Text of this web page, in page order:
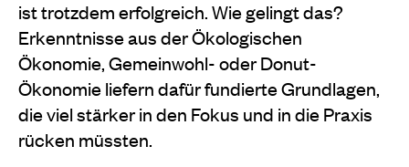
ist trotzdem erfolgreich. Wie gelingt das?
Erkenntnisse aus der Ökologischen
Ökonomie, Gemeinwohl- oder Donut-
Ökonomie liefern dafür fundierte Grundlagen,
die viel stärker in den Fokus und in die Praxis
rücken müssten.